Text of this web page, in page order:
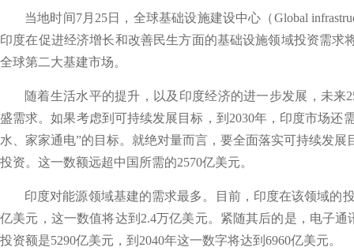
当地时间7月25日，全球基础设施建设中心（Global
印度在促进经济增长和改善民生方面的基础设施领域投资需求
全球第二大基建市场。
随着生活水平的提升，以及印度经济的进一步发展，未来
盛需求。如果考虑到可持续发展目标，到2030年，印度市场还
水、家家通电”的目标。就绝对量而言，要全面落实可持续发展
投资。这一数额远超中国所需的2570亿美元。
印度对能源领域基建的需求最多。目前，印度在该领域的
亿美元，这一数值将达到2.4万亿美元。紧随其后的是，电子
投资额是5290亿美元，到2040年这一数字将达到6960亿美元。